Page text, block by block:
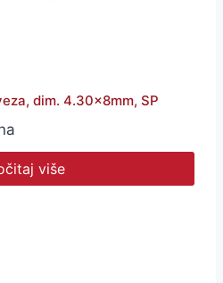
dim. 4.30x8mm, SP
više